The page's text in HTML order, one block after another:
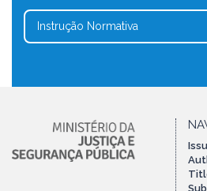
Instrução Normativa